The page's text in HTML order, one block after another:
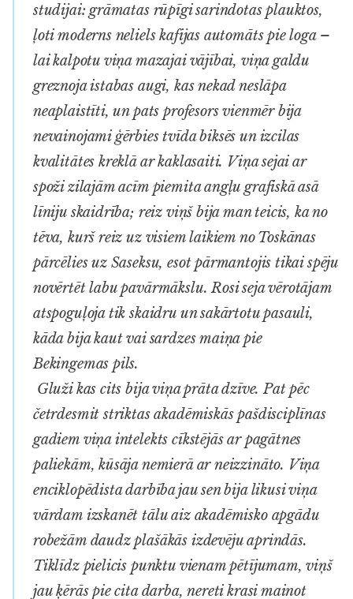
studijai: grāmatas rūpīgi sarindotas plauktos,
ļoti moderns neliels kafijas automāts pie loga –
lai kalpotu viņa mazajai vājībai, viņa galdu
greznoja istabas augi, kas nekad neslāpa
neaplaistīti, un pats profesors vienmēr bija
nevainojami ģērbies tvīda biksēs un izcilas
kvalitātes kreklā ar kaklasaiti. Viņa sejai ar
spoži zilajām acīm piemita angļu grafiskā asā
līniju skaidrība; reiz viņš bija man teicis, ka no
tēva, kurš reiz uz visiem laikiem no Toskānas
pārcēlies uz Saseksu, esot pārmantojis tikai spēju
novērtēt labu pavārmākslu. Rosi seja vērotājam
atspoguļoja tik skaidru un sakārtotu pasauli,
kāda bija kaut vai sardzes maiņa pie
Bekingemas pils.
Gluži kas cits bija viņa prāta dzīve. Pat pēc
četrdesmit striktas akadēmiskās pašdisciplīnas
gadiem viņa intelekts cīkstējās ar pagātnes
paliekām, kūsāja nemierā ar neizzināto. Viņa
enciklopēdista darbība jau sen bija likusi viņa
vārdam izskanēt tālu aiz akadēmisko apgādu
robežām daudz plašākās izdevēju aprindās.
Tiklīdz pielicis punktu vienam pētījumam, viņš
jau ķērās pie cita darba, nereti krasi mainot